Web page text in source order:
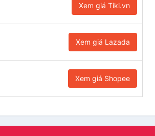
Xem giá Tiki.vn
Xem giá Lazada
Xem giá Shopee